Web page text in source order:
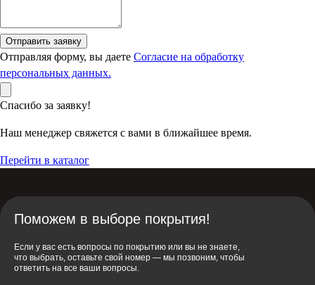
Отправить заявку
Отправляя форму, вы даете Согласие на обработку
персональных данных.
Спасибо за заявку!
Наш менеджер свяжется с вами в ближайшее время.
Перейти в каталог
Поможем в выборе покрытия!
Если у вас есть вопросы по покрытию или вы не знаете,
что выбрать, оставьте свой номер — мы позвоним, чтобы
ответить на все ваши вопросы.